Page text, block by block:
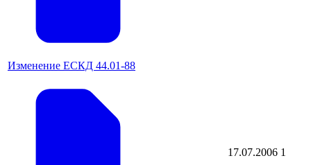
Изменение ЕСКД 44.01-88
17.07.2006 1